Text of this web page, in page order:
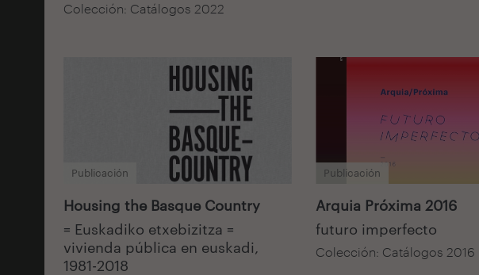
Colección: Catálogos 2022
Publicación
Housing the Basque Country
= Euskadiko etxebizitza =
vivienda pública en euskadi,
1981-2018
Publicación
Arquia Próxima 2016
futuro imperfecto
Colección: Catálogos 2016